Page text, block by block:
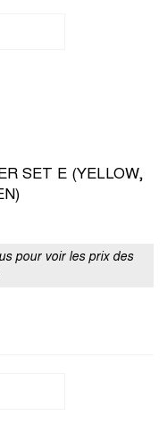
SET E (YELLOW,
pour voir les prix des